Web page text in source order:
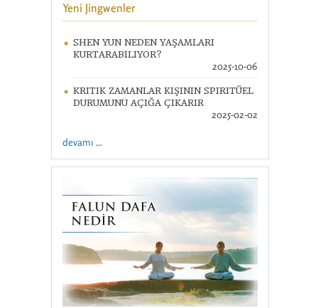
Yeni Jingwenler
SHEN YUN NEDEN YAŞAMLARI
KURTARABILIYOR?
2025-10-06
KRITIK ZAMANLAR KIŞININ SPIRITÜEL
DURUMUNU AÇIĞA ÇIKARIR
2025-02-02
devamı ...